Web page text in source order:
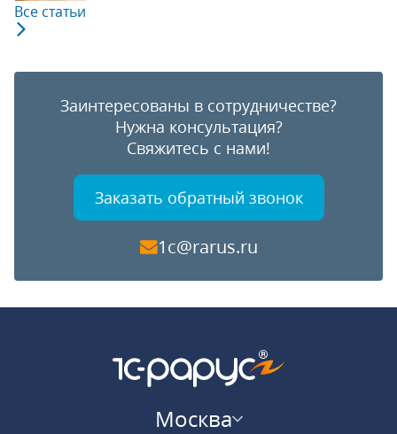
Все статьи
Заинтересованы в сотрудничестве?
Нужна консультация?
Свяжитесь с нами!
Заказать обратный звонок
1c@rarus.ru
Москва